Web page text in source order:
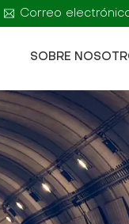
Correo
SOBRE